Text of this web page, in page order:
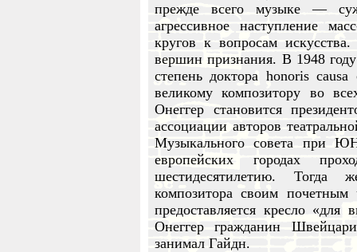
прежде всего музыке —
агрессивное наступление
кругов к вопросам
вершин признания. В 1948
степень доктора honoris
великому композитору во
Онеггер становится
ассоциации авторов
Музыкального совета при
европейских городах
шестидесятилетию. Тогда
композитора своим
предоставляется кресло
Онеггер гражданин
занимал Гайдн.